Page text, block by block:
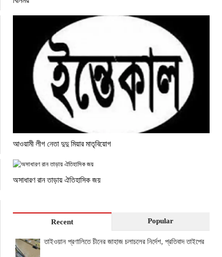
আওয়ামী লীগ নেতা দুদু মিয়ার মাতৃবিয়োগ
অসাধারণ রান তাড়ায় ঐতিহাসিক জয়
Recent Popular
তাইওয়ান প্রণালিতে চীনের জাহাজ চলাচলের নির্দেশ, প্রতিবাদ তাইপের